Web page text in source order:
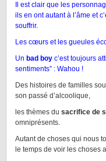
Il est clair que les
ils en ont autant à l’âme et
souffrir.
Les cœurs et les gueules
Un bad boy c’est toujours
sentiments” : Wahou !
Des histoires de familles
son passé d’alcoolique,
les thèmes du sacrifice de
omniprésents.
Autant de choses qui nous
le temps de voir les choses